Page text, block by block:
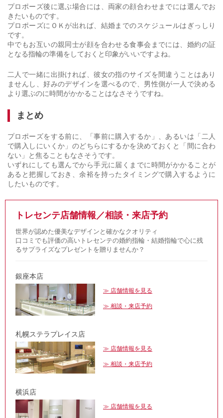
プロポーズ後に選ぶ場合には、両家の顔合わせまでには選んでお
きたいものです。
プロポーズにＯＫが出れば、結婚までのスケジュールはぎっしり
です。
中でもお互いの親同士が顔を合わせる食事会までには、婚約の証
となる指輪の準備をしておくと印象がいいですよね。
二人で一緒に出掛ければ、彼女の指のサイズを間違うことはあり
ませんし、好みのデザインを選べるので、男性側が一人で決める
より選ぶのに時間がかかることはなさそうですね。
まとめ
プロポーズをする前に、「事前に購入するか」、あるいは「二人
で購入しにいくか」のどちらにするかを決めておくと「間に合わ
ない」と焦ることもなさそうです。
いずれにしても選んでから手元に届くまでに時間がかかることが
あると把握しておき、余裕を持ったタイミングで購入するように
したいものです。
トレセンテ店舗情報／相談・来店予約
世界が認めた優美なデザインと確かなクオリティ
口コミでも評価の高いトレセンテの婚約指輪・結婚指輪で心に残
るサプライズなプレゼントを贈りませんか？
銀座本店
店舗情報を見る
相談・来店予約
札幌ステラプレイス店
店舗情報を見る
相談・来店予約
横浜店
店舗情報を見る